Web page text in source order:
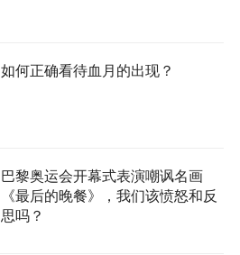
如何正确看待血月的出现？
巴黎奥运会开幕式表演嘲讽名画
《最后的晚餐》，我们该愤怒和反
思吗？